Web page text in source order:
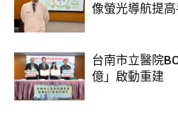
像螢光導航提
台南市立醫院
億」啟動重建